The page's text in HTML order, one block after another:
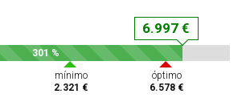
6.997 €
301 %
mínimo
2.321 €
óptimo
6.578 €